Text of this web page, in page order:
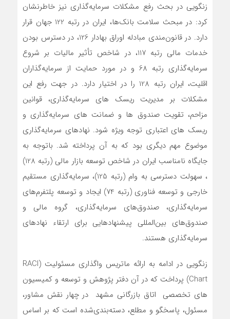
زنگویی در بحث رفع مشکلات سرمایه‌گذاری نیز خاطرنشان
کرد: در مبحث سلامت بانک‌ها، ایران در رتبه 122 جهان قرار
دارد. در قانون‌مندی مبادله اوراق بهادار 126، در دسترس بودن
خدمات مالی رتبه 117، در شاخص تأثیر مالیات بر شروع
سرمایه‌گذاری رتبه 68 و در مورد حمایت از سرمایه‌گذاران
اقلیت، ایران رتبه 128 را در اختیار دارد. در جهت رفع این
مشکلات بر مدیریت ریسک های سرمایه‌گذاری، قوانین
مزاحم، تقویت صندوق ها و ضمانت های سرمایه‌گذاری و
ریسک های اعتباری توجه ویژه شود. نهادهای سرمایه‌گذاری
موضوع مهم دیگری بود که به آن پرداخته شد. باتوجه به
جایگاه نامناسب ایران در شاخص توسعه بازار مالی (رتبه 128)
، سهولت دسترسی به وام (رتبه 125)، سرمایه‌گذاری مستقیم
خارجی و توسعه فناوری (رتبه 74) ایجاد و توسعه پلتفرم‌های
سرمایه‌گذاری، صندوق‌های سرمایه‌گذاری، گروه مالی و
صندوق‌های بین‌المللی پیشنهاد‌هایی برای ارتقاء نهادهای
سرمایه‌گذاری هستند.
زنگویی در ادامه به ارائه ماتریس واگذاری مسئولیت (RACI
Chart) پرداخت که در آن دفتر پژوهش و توسعه و کمیسیون
های تخصصی اتاق بازرگانی مشهد در چهار نقش مشاور،
مسئول، پاسخگو و مطلع، دسته‌بندی‌شده است که بر اساس